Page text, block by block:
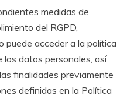
medidas de
del RGPD,
puede acceder a la política
datos personales, así
finalidades previamente
definidas en la Política